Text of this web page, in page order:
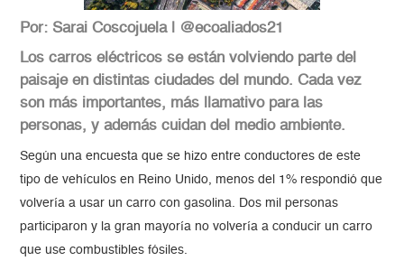
Por: Sarai Coscojuela | @ecoaliados21
Los carros eléctricos se están volviendo parte del
paisaje en distintas ciudades del mundo. Cada vez
son más importantes, más llamativo para las
personas, y además cuidan del medio ambiente.
Según una encuesta que se hizo entre conductores de este
tipo de vehículos en Reino Unido, menos del 1% respondió que
volvería a usar un carro con gasolina. Dos mil personas
participaron y la gran mayoría no volvería a conducir un carro
que use combustibles fósiles.